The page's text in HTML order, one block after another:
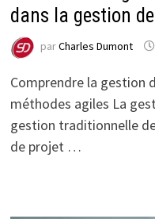
dans la gestion
parCharles Dumont
Comprendre la gestion
méthodes agiles La
gestion traditionnelle
de projet …